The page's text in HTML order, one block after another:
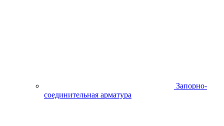
Запорно-
соединительная арматура